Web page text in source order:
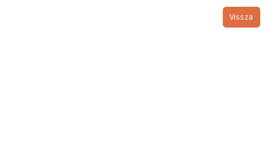
Vissza